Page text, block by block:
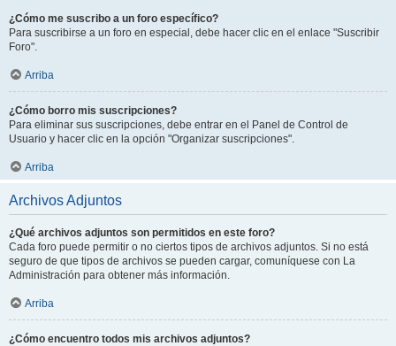
¿Cómo me suscribo a un foro específico?
Para suscribirse a un foro en especial, debe hacer clic en el enlace "Suscribir
Foro".
Arriba
¿Cómo borro mis suscripciones?
Para eliminar sus suscripciones, debe entrar en el Panel de Control de
Usuario y hacer clic en la opción "Organizar suscripciones".
Arriba
Archivos Adjuntos
¿Qué archivos adjuntos son permitidos en este foro?
Cada foro puede permitir o no ciertos tipos de archivos adjuntos. Si no está
seguro de que tipos de archivos se pueden cargar, comuníquese con La
Administración para obtener más información.
Arriba
¿Cómo encuentro todos mis archivos adjuntos?